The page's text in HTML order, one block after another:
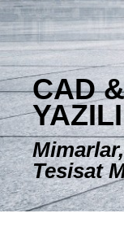
CAD
Tesisat